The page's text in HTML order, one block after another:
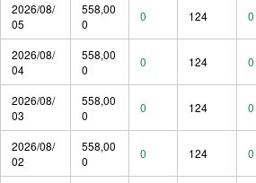
2026/08/
05
558,00
0
0 124 0
2026/08/
04
558,00
0
0 124 0
2026/08/
03
558,00
0
0 124 0
2026/08/
02
558,00
0
0 124 0